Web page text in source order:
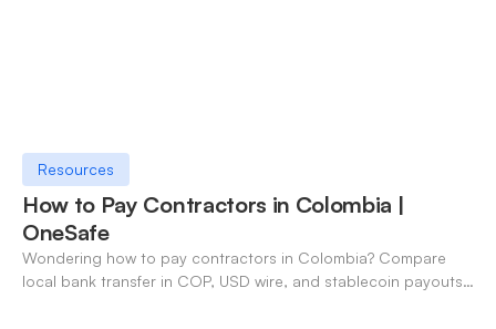
Resources
How to Pay Contractors in Colombia |
OneSafe
Wondering how to pay contractors in Colombia? Compare
local bank transfer in COP, USD wire, and stablecoin payouts.